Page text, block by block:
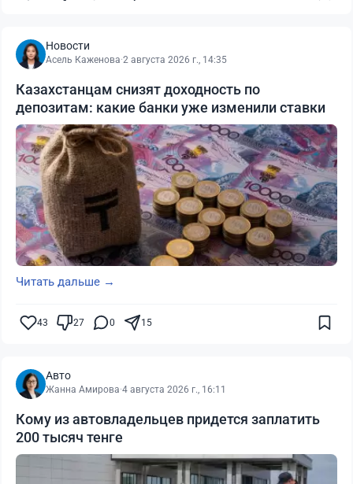
Новости
Асель Каженова·2 августа 2026 г., 14:35
Казахстанцам снизят доходность по
депозитам: какие банки уже изменили ставки
Читать дальше →
43 27 0 15
Авто
Жанна Амирова·4 августа 2026 г., 16:11
Кому из автовладельцев придется заплатить
200 тысяч тенге